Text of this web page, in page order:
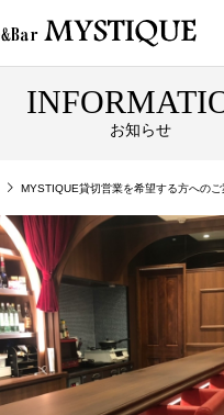
お知らせ
MYSTIQUE貸切営業を希望する方へのご